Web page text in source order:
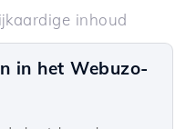
inhoud
in het Webuzo-